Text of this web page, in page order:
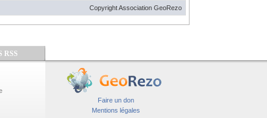
Copyright Association GeoRezo
RSS
Faire un don
Mentions légales